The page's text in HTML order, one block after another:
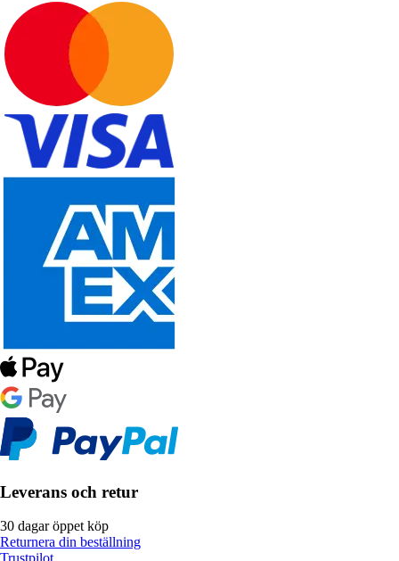
Leverans och retur
30 dagar öppet köp
Returnera din beställning